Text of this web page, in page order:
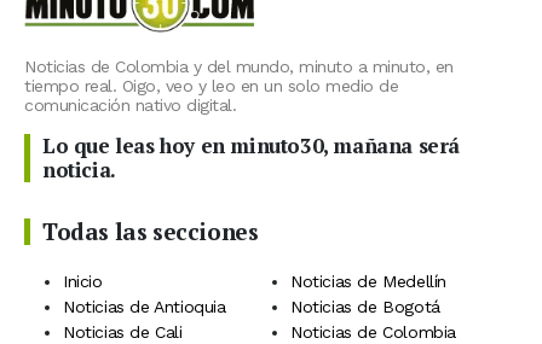
Noticias de Colombia y del mundo, minuto a minuto, en
tiempo real. Oigo, veo y leo en un solo medio de
comunicación nativo digital.
Lo que leas hoy en minuto30, mañana será
noticia.
Todas las secciones
Inicio
Noticias de Medellín
Noticias de Antioquia
Noticias de Bogotá
Noticias de Cali
Noticias de Colombia